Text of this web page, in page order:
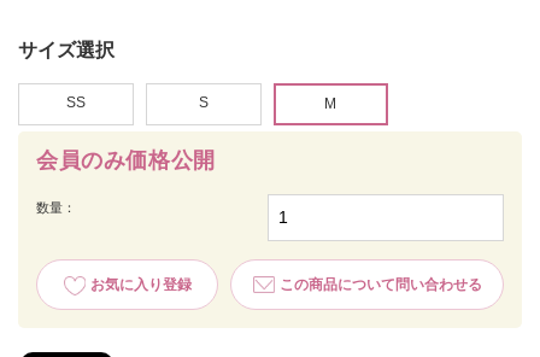
会員のみ価格公開
数量：
お気に入り登録 この商品について問い合わせる
サイズ選択
SS S M